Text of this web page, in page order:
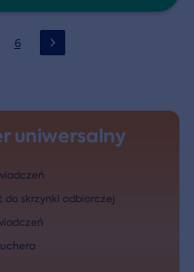
6
uniwersalny
do skrzynki odbiorczej